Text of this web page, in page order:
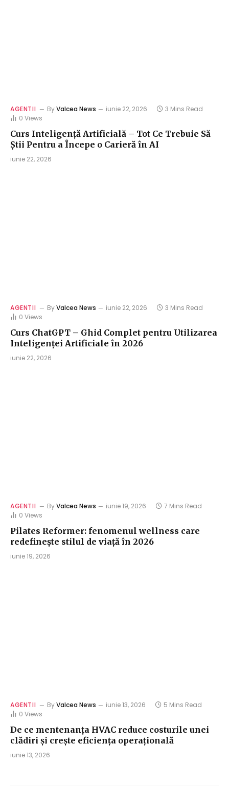
AGENTII ByValcea News iunie 22, 2026
3 Mins Read
0 Views
Curs Inteligență Artificială – Tot Ce Trebuie Să
Știi Pentru a Începe o Carieră în AI
iunie 22, 2026
AGENTII ByValcea News iunie 22, 2026
3 Mins Read
0 Views
Curs ChatGPT – Ghid Complet pentru Utilizarea
Inteligenței Artificiale în 2026
iunie 22, 2026
AGENTII ByValcea News iunie 19, 2026
7 Mins Read
0 Views
Pilates Reformer: fenomenul wellness care
redefinește stilul de viață în 2026
iunie 19, 2026
AGENTII ByValcea News iunie 13, 2026
5 Mins Read
0 Views
De ce mentenanța HVAC reduce costurile unei
clădiri și crește eficiența operațională
iunie 13, 2026